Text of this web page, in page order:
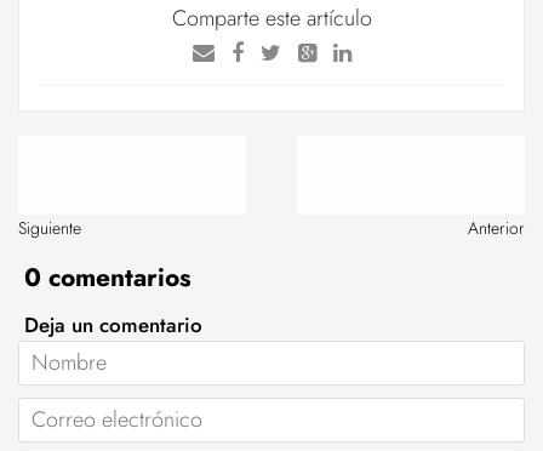
Comparte este artículo
Anterior
Siguiente
0 comentarios
Deja un comentario
Nombre
Correo
electrónico